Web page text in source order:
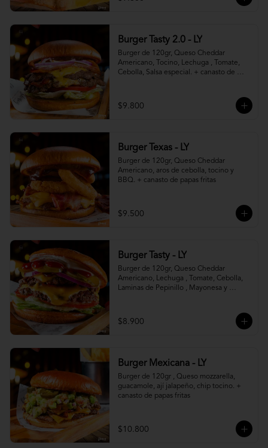
Burger Tasty 2.0 - LY
Burger de 120gr, Queso Cheddar
Americano, Tocino, Lechuga , Tomate,
Cebolla, Salsa especial. + canasto de
$9.800
Burger Texas - LY
Burger de 120gr, Queso Cheddar
Americano, aros de cebolla, tocino y
BBQ. + canasto de papas fritas
$9.500
Burger Tasty - LY
Burger de 120gr, Queso Cheddar
Americano, Lechuga , Tomate, Cebolla,
Laminas de Pepinillo , Mayonesa y
$8.900
Burger Mexicana - LY
Burger de 120gr , Queso mozzarella,
guacamole, ají jalapeño, chip tocino. +
canasto de papas fritas
$10.800